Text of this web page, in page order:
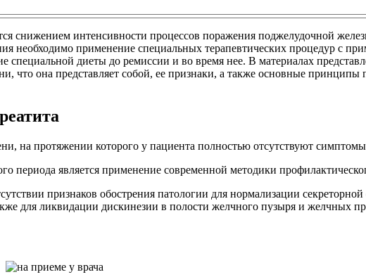
снижением интенсивности процессов поражения поджелудочной
необходимо применение специальных терапевтических процедур с
специальной диеты до ремиссии и во время нее. В материалах
что она представляет собой, ее признаки, а также основные
на протяжении которого у пациента полностью отсутствуют
периода является применение современной методики
признаков обострения патологии для нормализации
для ликвидации дискинезии в полости желчного пузыря и желчных